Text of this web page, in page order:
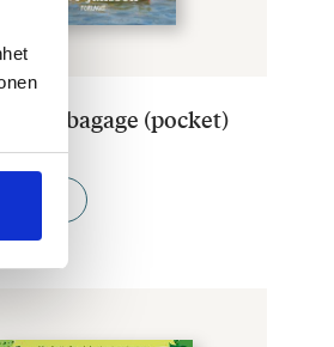
lätt bagage (pocket)